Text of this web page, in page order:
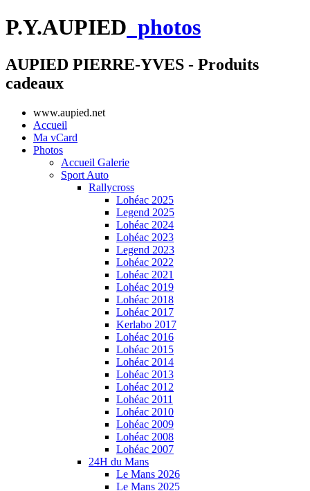
P.Y.AUPIED photos
AUPIED PIERRE-YVES - Produits
cadeaux
www.aupied.net
Accueil
Ma vCard
Photos
Accueil Galerie
Sport Auto
Rallycross
Lohéac 2025
Legend 2025
Lohéac 2024
Lohéac 2023
Legend 2023
Lohéac 2022
Lohéac 2021
Lohéac 2019
Lohéac 2018
Lohéac 2017
Kerlabo 2017
Lohéac 2016
Lohéac 2015
Lohéac 2014
Lohéac 2013
Lohéac 2012
Lohéac 2011
Lohéac 2010
Lohéac 2009
Lohéac 2008
Lohéac 2007
24H du Mans
Le Mans 2026
Le Mans 2025